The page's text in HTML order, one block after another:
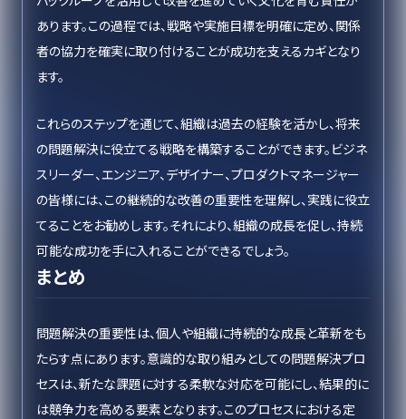
あります。この過程では、戦略や実施目標を明確に定め、関係
者の協力を確実に取り付けることが成功を支えるカギとなり
ます。
これらのステップを通じて、組織は過去の経験を活かし、将来
の問題解決に役立てる戦略を構築することができます。ビジネ
スリーダー、エンジニア、デザイナー、プロダクトマネージャー
の皆様には、この継続的な改善の重要性を理解し、実践に役立
てることをお勧めします。それにより、組織の成長を促し、持続
可能な成功を手に入れることができるでしょう。
まとめ
問題解決の重要性は、個人や組織に持続的な成長と革新をも
たらす点にあります。意識的な取り組みとしての問題解決プロ
セスは、新たな課題に対する柔軟な対応を可能にし、結果的に
は競争力を高める要素となります。このプロセスにおける定